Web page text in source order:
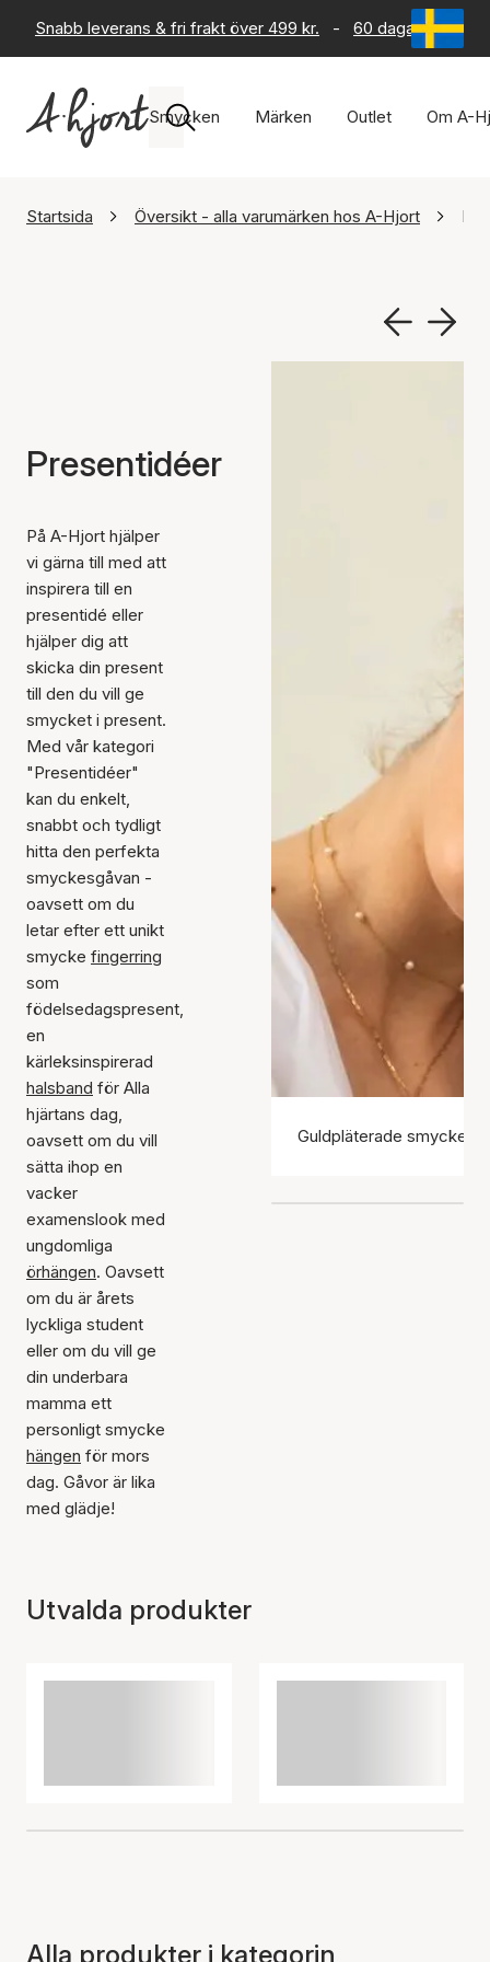
Snabb leverans & fri frakt över 499 kr. - 60 dagars
Smycken Märken Outlet Om A-
Startsida Översikt - alla varumärken hos A-Hjort
Presentidéer
På A-Hjort hjälper
vi gärna till med att
inspirera till en
presentidé eller
hjälper dig att
skicka din present
till den du vill ge
smycket i present.
Med vår kategori
"Presentidéer"
kan du enkelt,
snabbt och tydligt
hitta den perfekta
smyckesgåvan -
oavsett om du
letar efter ett unikt
smycke fingerring
som
födelsedagspresent,
en
kärleksinspirerad
halsband för Alla
hjärtans dag,
oavsett om du vill
sätta ihop en
vacker
examenslook med
ungdomliga
örhängen. Oavsett
om du är årets
lyckliga student
eller om du vill ge
din underbara
mamma ett
personligt smycke
hängen för mors
dag. Gåvor är lika
med glädje!
Guldpläterade smycken
Utvalda produkter
Alla produkter i kategorin